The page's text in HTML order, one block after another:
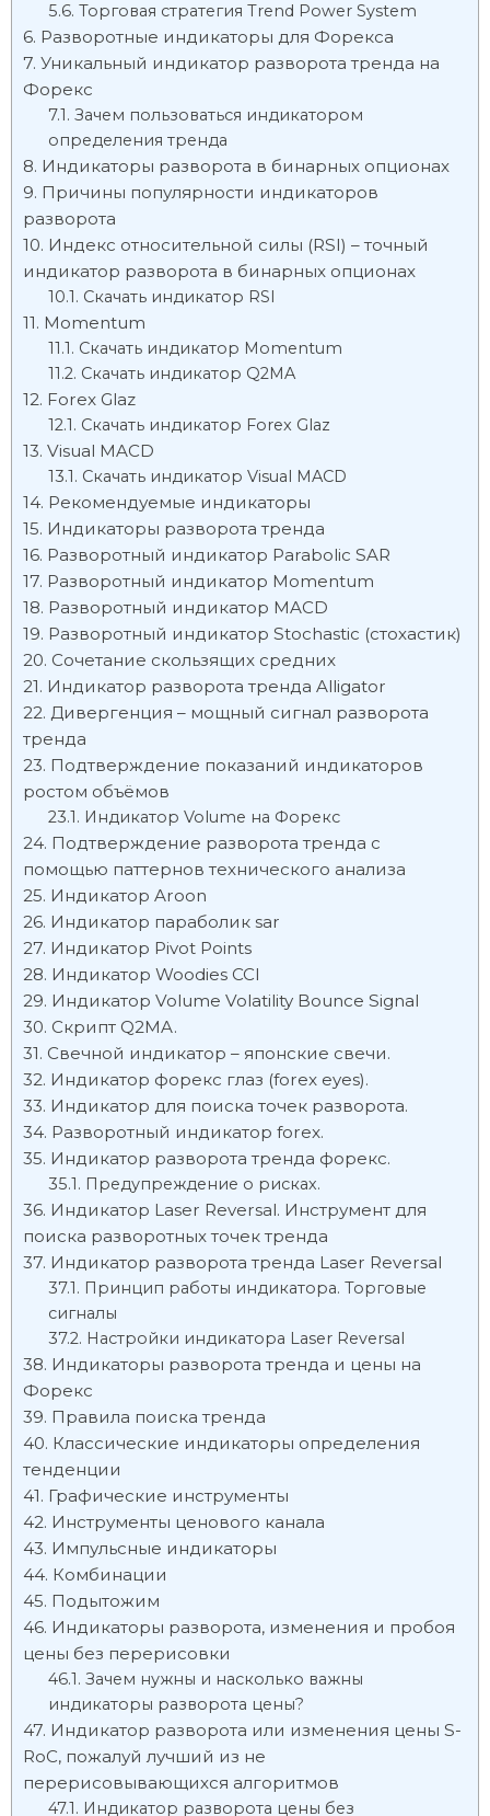
Торговая стратегия Trend Power System
Разворотные индикаторы для Форекса
Уникальный индикатор разворота тренда на
Форекс
Зачем пользоваться индикатором
определения тренда
Индикаторы разворота в бинарных опционах
Причины популярности индикаторов
разворота
Индекс относительной силы (RSI) – точный
индикатор разворота в бинарных опционах
Скачать индикатор RSI
Momentum
Скачать индикатор Momentum
Скачать индикатор Q2MA
Forex Glaz
Скачать индикатор Forex Glaz
Visual MACD
Скачать индикатор Visual MACD
Рекомендуемые индикаторы
Индикаторы разворота тренда
Разворотный индикатор Parabolic SAR
Разворотный индикатор Momentum
Разворотный индикатор MACD
Разворотный индикатор Stochastic (стохастик)
Сочетание скользящих средних
Индикатор разворота тренда Alligator
Дивергенция – мощный сигнал разворота
тренда
Подтверждение показаний индикаторов
ростом объёмов
Индикатор Volume на Форекс
Подтверждение разворота тренда с
помощью паттернов технического анализа
Индикатор Aroon
Индикатор параболик sar
Индикатор Pivot Points
Индикатор Woodies CCI
Индикатор Volume Volatility Bounce Signal
Скрипт Q2MA.
Свечной индикатор – японские свечи.
Индикатор форекс глаз (forex eyes).
Индикатор для поиска точек разворота.
Разворотный индикатор forex.
Индикатор разворота тренда форекс.
Предупреждение о рисках.
Индикатор Laser Reversal. Инструмент для
поиска разворотных точек тренда
Индикатор разворота тренда Laser Reversal
Принцип работы индикатора. Торговые
сигналы
Настройки индикатора Laser Reversal
Индикаторы разворота тренда и цены на
Форекс
Правила поиска тренда
Классические индикаторы определения
тенденции
Графические инструменты
Инструменты ценового канала
Импульсные индикаторы
Комбинации
Подытожим
Индикаторы разворота, изменения и пробоя
цены без перерисовки
Зачем нужны и насколько важны
индикаторы разворота цены?
Индикатор разворота или изменения цены S-
RoC, пожалуй лучший из не
перерисовывающихся алгоритмов
Индикатор разворота цены без